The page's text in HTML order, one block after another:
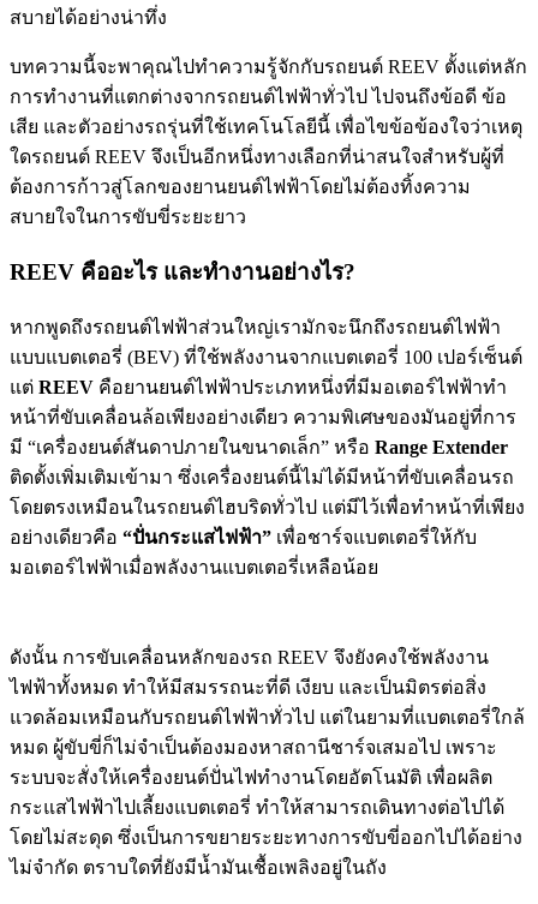
สบายได้อย่างน่าทึ่ง
บทความนี้จะพาคุณไปทำความรู้จักกับรถยนต์ REEV ตั้งแต่หลัก
การทำงานที่แตกต่างจากรถยนต์ไฟฟ้าทั่วไป ไปจนถึงข้อดี ข้อ
เสีย และตัวอย่างรถรุ่นที่ใช้เทคโนโลยีนี้ เพื่อไขข้อข้องใจว่าเหตุ
ใดรถยนต์ REEV จึงเป็นอีกหนึ่งทางเลือกที่น่าสนใจสำหรับผู้ที่
ต้องการก้าวสู่โลกของยานยนต์ไฟฟ้าโดยไม่ต้องทิ้งความ
สบายใจในการขับขี่ระยะยาว
REEV คืออะไร และทำงานอย่างไร?
หากพูดถึงรถยนต์ไฟฟ้าส่วนใหญ่เรามักจะนึกถึงรถยนต์ไฟฟ้า
แบบแบตเตอรี่ (BEV) ที่ใช้พลังงานจากแบตเตอรี่ 100 เปอร์เซ็นต์
แต่ REEV คือยานยนต์ไฟฟ้าประเภทหนึ่งที่มีมอเตอร์ไฟฟ้าทำ
หน้าที่ขับเคลื่อนล้อเพียงอย่างเดียว ความพิเศษของมันอยู่ที่การ
มี “เครื่องยนต์สันดาปภายในขนาดเล็ก” หรือ Range Extender
ติดตั้งเพิ่มเติมเข้ามา ซึ่งเครื่องยนต์นี้ไม่ได้มีหน้าที่ขับเคลื่อนรถ
โดยตรงเหมือนในรถยนต์ไฮบริดทั่วไป แต่มีไว้เพื่อทำหน้าที่เพียง
อย่างเดียวคือ “ปั่นกระแสไฟฟ้า” เพื่อชาร์จแบตเตอรี่ให้กับ
มอเตอร์ไฟฟ้าเมื่อพลังงานแบตเตอรี่เหลือน้อย
ดังนั้น การขับเคลื่อนหลักของรถ REEV จึงยังคงใช้พลังงาน
ไฟฟ้าทั้งหมด ทำให้มีสมรรถนะที่ดี เงียบ และเป็นมิตรต่อสิ่ง
แวดล้อมเหมือนกับรถยนต์ไฟฟ้าทั่วไป แต่ในยามที่แบตเตอรี่ใกล้
หมด ผู้ขับขี่ก็ไม่จำเป็นต้องมองหาสถานีชาร์จเสมอไป เพราะ
ระบบจะสั่งให้เครื่องยนต์ปั่นไฟทำงานโดยอัตโนมัติ เพื่อผลิต
กระแสไฟฟ้าไปเลี้ยงแบตเตอรี่ ทำให้สามารถเดินทางต่อไปได้
โดยไม่สะดุด ซึ่งเป็นการขยายระยะทางการขับขี่ออกไปได้อย่าง
ไม่จำกัด ตราบใดที่ยังมีน้ำมันเชื้อเพลิงอยู่ในถัง